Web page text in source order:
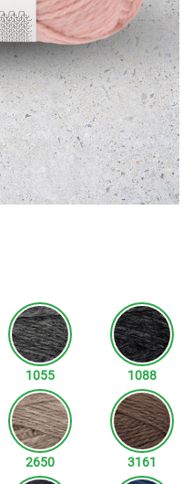
1055 1088
2650 3161